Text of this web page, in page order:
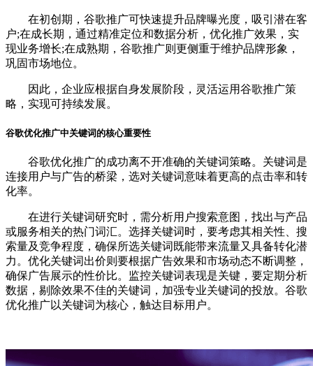
在初创期，谷歌推广可快速提升品牌曝光度，吸引潜在客
户;在成长期，通过精准定位和数据分析，优化推广效果，实
现业务增长;在成熟期，谷歌推广则更侧重于维护品牌形象，
巩固市场地位。
因此，企业应根据自身发展阶段，灵活运用谷歌推广策
略，实现可持续发展。
谷歌优化推广中关键词的核心重要性
谷歌优化推广的成功离不开准确的关键词策略。关键词是
连接用户与广告的桥梁，选对关键词意味着更高的点击率和转
化率。
在进行关键词研究时，需分析用户搜索意图，找出与产品
或服务相关的热门词汇。选择关键词时，要考虑其相关性、搜
索量及竞争程度，确保所选关键词既能带来流量又具备转化潜
力。优化关键词出价则要根据广告效果和市场动态不断调整，
确保广告展示的性价比。监控关键词表现是关键，要定期分析
数据，剔除效果不佳的关键词，加强专业关键词的投放。谷歌
优化推广以关键词为核心，触达目标用户。